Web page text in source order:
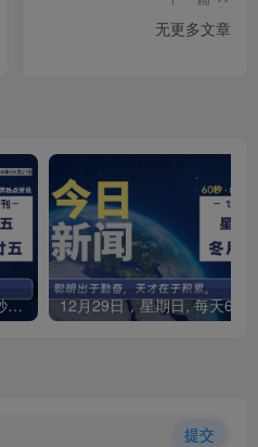
无更多文章
09月27日，星期五, 每天60秒读懂全世界！
提交